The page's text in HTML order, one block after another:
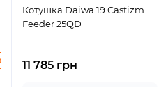
Black SE-S 4000S Silver
Котушка Daiwa 19 Castizm
Feeder 25QD
11 785 грн